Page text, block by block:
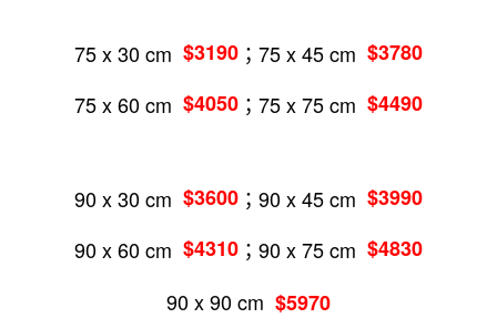
75 x 30 cm $3190 ；75 x 45 cm $3780
75 x 60 cm $4050 ；75 x 75 cm $4490
90 x 30 cm $3600 ；90 x 45 cm $3990
90 x 60 cm $4310 ；90 x 75 cm $4830
90 x 90 cm $5970